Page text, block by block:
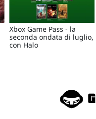
Xbox Game Pass - la
seconda ondata di luglio,
con Halo